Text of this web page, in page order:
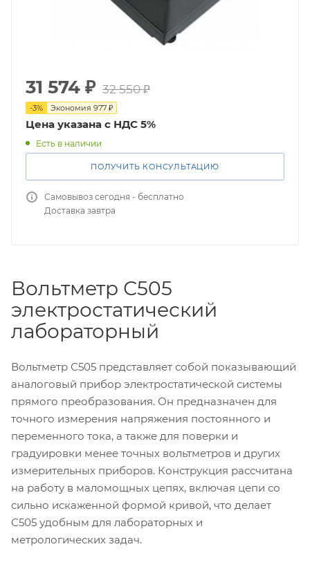
31 574 ₽ 32 550₽
-3% Экономия 977 ₽
Цена указана с НДС 5%
Есть в наличии
ПОЛУЧИТЬ КОНСУЛЬТАЦИЮ
Самовывоз сегодня - бесплатно
Доставка завтра
Вольтметр С505
электростатический
лабораторный
Вольтметр С505 представляет собой показывающий
аналоговый прибор электростатической системы
прямого преобразования. Он предназначен для
точного измерения напряжения постоянного и
переменного тока, а также для поверки и
градуировки менее точных вольтметров и других
измерительных приборов. Конструкция рассчитана
на работу в маломощных цепях, включая цепи со
сильно искаженной формой кривой, что делает
С505 удобным для лабораторных и
метрологических задач.